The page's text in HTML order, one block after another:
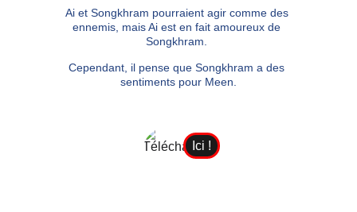
Ai et Songkhram pourraient agir comme des
ennemis, mais Ai est en fait amoureux de
Songkhram.
Cependant, il pense que Songkhram a des
sentiments pour Meen.
Ici !